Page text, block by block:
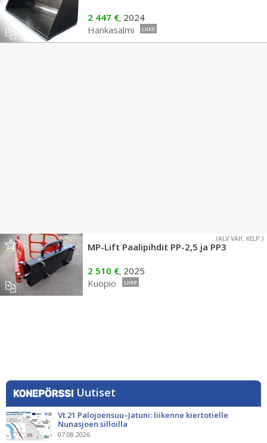
2 447 €, 2024
Hankasalmi
LIIKE
(ALV VÄH. KELP.)
MP-Lift Paalipihdit PP-2,5 ja PP3
2 510 €, 2025
Kuopio
LIIKE
Uutiset
Vt 21 Palojoensuu–Jatuni: liikenne kiertotielle
Nunasjoen silloilla
07.08.2026